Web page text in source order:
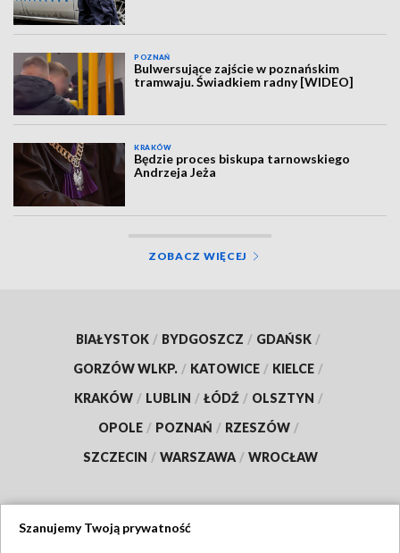
POZNAŃ
Bulwersujące zajście w poznańskim
tramwaju. Świadkiem radny [WIDEO]
KRAKÓW
Będzie proces biskupa tarnowskiego
Andrzeja Jeża
ZOBACZ WIĘCEJ
BIAŁYSTOK / BYDGOSZCZ / GDAŃSK /
GORZÓW WLKP. / KATOWICE / KIELCE /
KRAKÓW / LUBLIN / ŁÓDŹ / OLSZTYN /
OPOLE / POZNAŃ / RZESZÓW /
SZCZECIN / WARSZAWA / WROCŁAW
Szanujemy Twoją prywatność